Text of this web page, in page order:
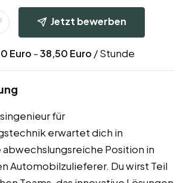
Jetzt bewerben
Euro -38,50 Euro / Stunde
für
erwartet dich in
abwechslungsreiche Position in
Automobilzulieferer. Du wirst Teil